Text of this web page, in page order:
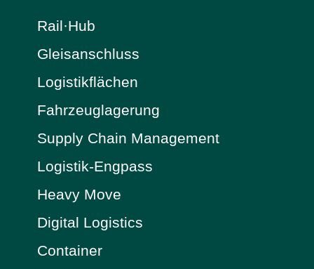
Rail·Hub
Gleisanschluss
Logistikflächen
Fahrzeuglagerung
Supply Chain Management
Logistik-Engpass
Heavy Move
Digital Logistics
Container